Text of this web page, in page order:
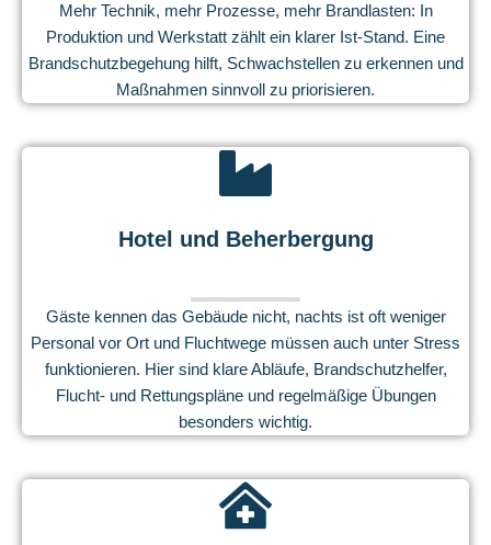
Mehr Technik, mehr Prozesse, mehr Brandlasten: In
Produktion und Werkstatt zählt ein klarer Ist-Stand. Eine
Brandschutzbegehung hilft, Schwachstellen zu erkennen und
Maßnahmen sinnvoll zu priorisieren.
Hotel und Beherbergung
Gäste kennen das Gebäude nicht, nachts ist oft weniger
Personal vor Ort und Fluchtwege müssen auch unter Stress
funktionieren. Hier sind klare Abläufe, Brandschutzhelfer,
Flucht- und Rettungspläne und regelmäßige Übungen
besonders wichtig.